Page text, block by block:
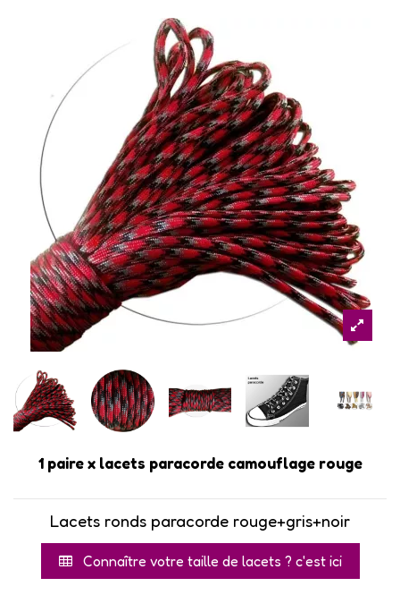
1 paire x lacets paracorde camouflage rouge
Lacets ronds paracorde rouge+gris+noir
Connaître votre taille de lacets ? c'est ici